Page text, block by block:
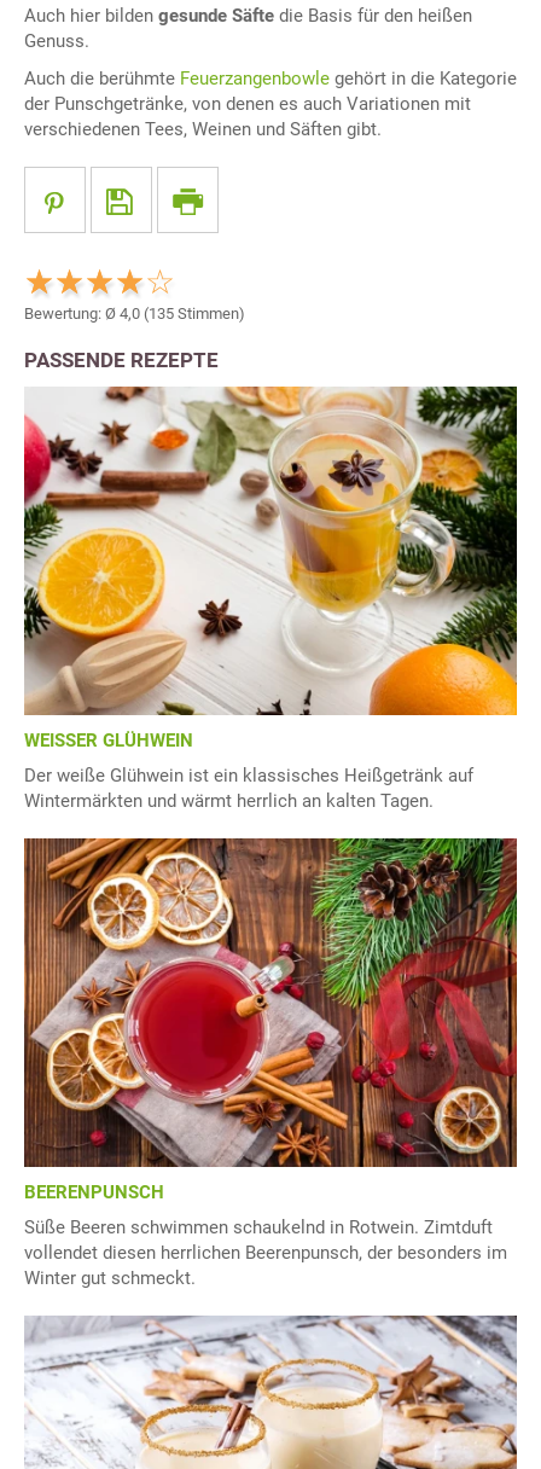
Auch hier bilden gesunde Säfte die Basis für den heißen
Genuss.
Auch die berühmte Feuerzangenbowle gehört in die Kategorie
der Punschgetränke, von denen es auch Variationen mit
verschiedenen Tees, Weinen und Säften gibt.
Bewertung: Ø 4,0 (135 Stimmen)
PASSENDE REZEPTE
WEISSER GLÜHWEIN
Der weiße Glühwein ist ein klassisches Heißgetränk auf
Wintermärkten und wärmt herrlich an kalten Tagen.
BEERENPUNSCH
Süße Beeren schwimmen schaukelnd in Rotwein. Zimtduft
vollendet diesen herrlichen Beerenpunsch, der besonders im
Winter gut schmeckt.